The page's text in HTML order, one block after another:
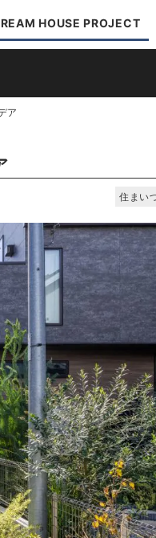
HOUSE PROJECT
ア
住まい